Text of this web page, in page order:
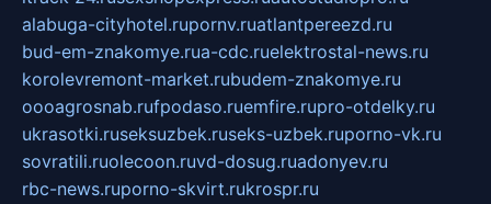
alabuga-cityhotel.rupornv.ruatlantpereezd.ru
bud-em-znakomye.rua-cdc.ruelektrostal-news.ru
korolevremont-market.rubudem-znakomye.ru
oooagrosnab.rufpodaso.ruemfire.rupro-otdelky.ru
ukrasotki.ruseksuzbek.ruseks-uzbek.ruporno-vk.ru
sovratili.ruolecoon.ruvd-dosug.ruadonyev.ru
rbc-news.ruporno-skvirt.rukrospr.ru